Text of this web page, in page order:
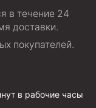
в течение 24
доставки.
покупателей.
в рабочие часы